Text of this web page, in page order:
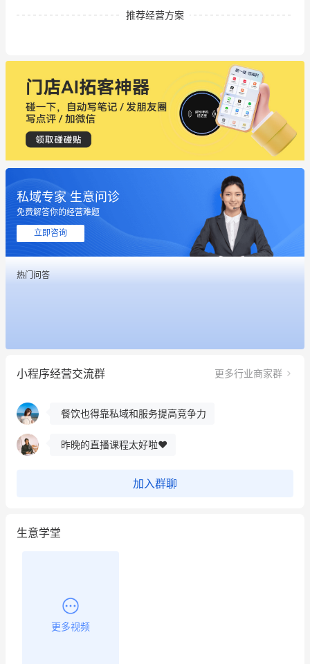
推荐经营方案
私域专家 生意问诊
免费解答你的经营难题
立即咨询
热门问答
小程序经营交流群 更多行业商家群
这个营销策划案例推荐大家看一下
用有赞就能在微信、小红书同时经营了
餐饮也得靠私域和服务提高竞争力
这个营销策划案例推荐大家看一下
用有赞就能在微信、小红书同时经营了
餐饮也得靠私域和服务提高竞争力
昨晚的直播课程太好啦❤️
加入群聊
生意学堂
更多视频